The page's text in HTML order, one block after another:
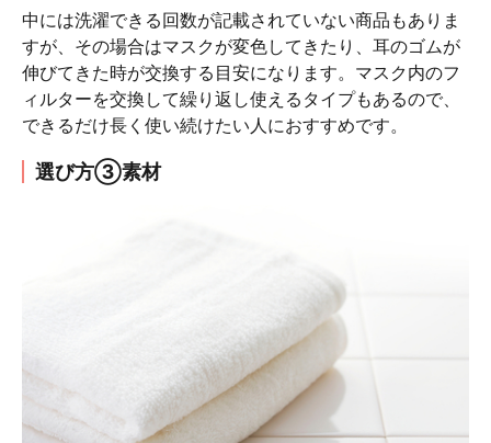
中には洗濯できる回数が記載されていない商品もありま
すが、その場合はマスクが変色してきたり、耳のゴムが
伸びてきた時が交換する目安になります。マスク内のフ
ィルターを交換して繰り返し使えるタイプもあるので、
できるだけ長く使い続けたい人におすすめです。
選び方③素材